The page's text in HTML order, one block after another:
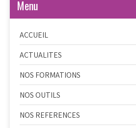
Menu
ACCUEIL
ACTUALITES
NOS FORMATIONS
NOS OUTILS
NOS REFERENCES